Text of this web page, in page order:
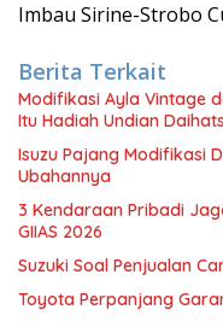
Imbau Sirine-Strobo
Berita Terkait
Modifikasi Ayla Vintage
Itu Hadiah Undian
Isuzu Pajang Modifikasi
Ubahannya
3 Kendaraan Pribadi
GIIAS 2026
Suzuki Soal Penjualan
Toyota Perpanjang